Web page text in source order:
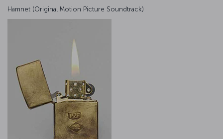
Hamnet (Original Motion Picture Soundtrack)